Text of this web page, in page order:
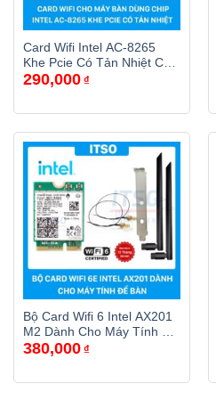
Card Wifi Intel AC-8265
Khe Pcie Có Tản Nhiệt Cho
Máy Bàn
290,000 ₫
Bộ Card Wifi 6 Intel AX201
M2 Dành Cho Máy Tính Để
Bàn
380,000 ₫